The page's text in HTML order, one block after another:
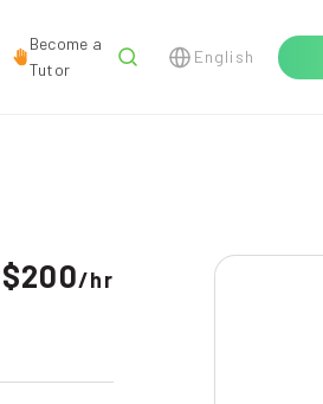
Become a
Tutor
English
$200/hr